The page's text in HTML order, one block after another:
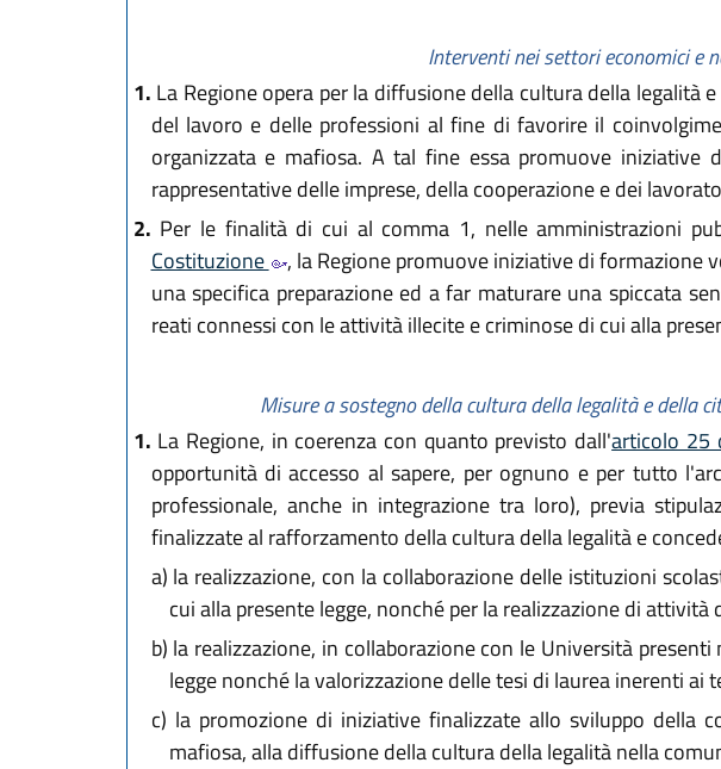
Interventi nei settori economici e
1. La Regione opera per la diffusione della cultura della legalità
del lavoro e delle professioni al fine di favorire il
organizzata e mafiosa. A tal fine essa promuove iniziative
rappresentative delle imprese, della cooperazione e dei
2. Per le finalità di cui al comma 1, nelle amministrazioni
Costituzione
, la Regione promuove iniziative di formazione
una specifica preparazione ed a far maturare una spiccata
reati connessi con le attività illecite e criminose di cui alla
Misure a sostegno della cultura della legalità e della
1. La Regione, in coerenza con quanto previsto dall'articolo 25
opportunità di accesso al sapere, per ognuno e per tutto
professionale, anche in integrazione tra loro), previa
finalizzate al rafforzamento della cultura della legalità e
a) la realizzazione, con la collaborazione delle istituzioni
cui alla presente legge, nonché per la realizzazione di
b) la realizzazione, in collaborazione con le Università
legge nonché la valorizzazione delle tesi di laurea inerenti ai
c) la promozione di iniziative finalizzate allo sviluppo della
mafiosa, alla diffusione della cultura della legalità nella